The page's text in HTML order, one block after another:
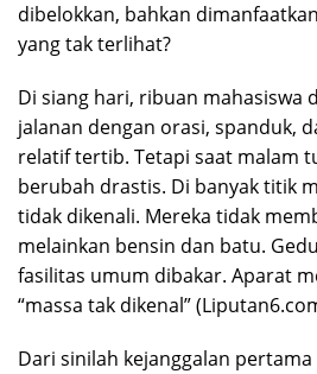
dibelokkan, bahkan
yang tak terlihat?
Di siang hari, ribuan mahasiswa
jalanan dengan orasi, spanduk,
relatif tertib. Tetapi saat malam
berubah drastis. Di banyak titik
tidak dikenali. Mereka tidak
melainkan bensin dan batu.
fasilitas umum dibakar. Aparat
“massa tak dikenal”
Dari sinilah kejanggalan